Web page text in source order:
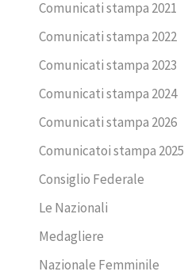
Comunicati stampa 2021
Comunicati stampa 2022
Comunicati stampa 2023
Comunicati stampa 2024
Comunicati stampa 2026
Comunicatoi stampa 2025
Consiglio Federale
Le Nazionali
Medagliere
Nazionale Femminile